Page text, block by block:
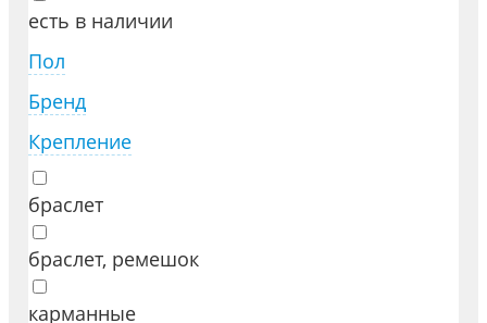
есть в наличии
Пол
Бренд
Крепление
браслет
браслет, ремешок
карманные